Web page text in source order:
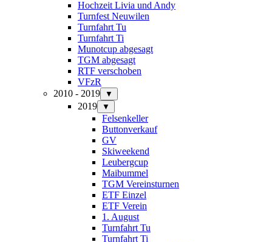
Hochzeit Livia und Andy
Turnfest Neuwilen
Turnfahrt Tu
Turnfahrt Ti
Munotcup abgesagt
TGM abgesagt
RTF verschoben
VFzR
2010 - 2019
▼
2019 ▼
Felsenkeller
Buttonverkauf
GV
Skiweekend
Leubergcup
Maibummel
TGM Vereinsturnen
ETF Einzel
ETF Verein
1. August
Turnfahrt Tu
Turnfahrt Ti